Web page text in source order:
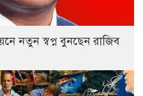
নতুন স্বপ্ন বুনছেন রাজিব